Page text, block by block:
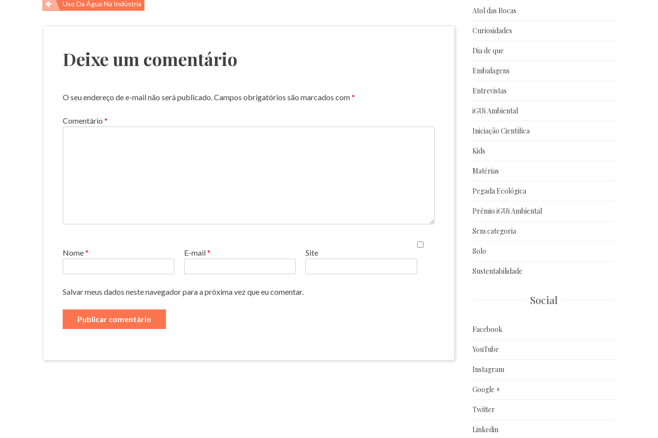
Navegação
de
Uso Da Água Na Indústria
Deixe um comentário
O seu endereço de e-mail não será publicado. Campos obrigatórios são marcados com*
Comentário *
Nome* E-mail* Site
Salvar meus dados neste navegador para a próxima vez que eu comentar.
Atol das Rocas
Curiosidades
Dia de que
Embalagens
Entrevistas
iGUi Ambiental
Iniciação Científica
Kids
Matérias
Pegada Ecológica
Prêmio iGUi Ambiental
Sem categoria
Solo
Sustentabilidade
Social
Facebook
YouTube
Instagram
Google +
Twitter
Linkedin